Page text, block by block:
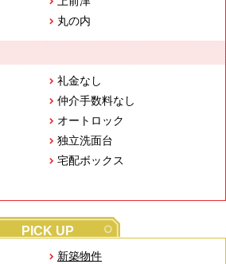
丸の内
礼金なし
仲介手数料なし
オートロック
独立洗面台
宅配ボックス
PICK UP
新築物件